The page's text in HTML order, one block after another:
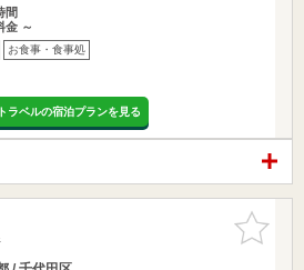
間
金 ～
お食事・食事処
ラベルの宿泊プランを見る
お気に入
りに追加